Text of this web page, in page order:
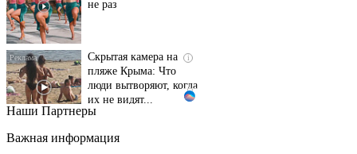
пляже Крыма: Что
люди вытворяют, когда
их не видят...
Ролик длится
смеяться вы будете
Наши Партнеры
Важная информация